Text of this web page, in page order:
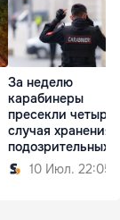
За неделю
карабинеры
пресекли четыре
случая хранения
подозрительных
веществ
10 Июл. 22:05